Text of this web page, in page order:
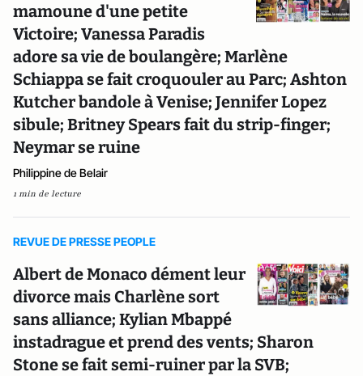
mamoune d'une petite
Victoire; Vanessa Paradis
adore sa vie de boulangère; Marlène
Schiappa se fait croquouler au Parc; Ashton
Kutcher bandole à Venise; Jennifer Lopez
sibule; Britney Spears fait du strip-finger;
Neymar se ruine
Philippine de Belair
1 min de lecture
REVUE DE PRESSE PEOPLE
Albert de Monaco dément leur
divorce mais Charlène sort
sans alliance; Kylian Mbappé
instadrague et prend des vents; Sharon
Stone se fait semi-ruiner par la SVB;